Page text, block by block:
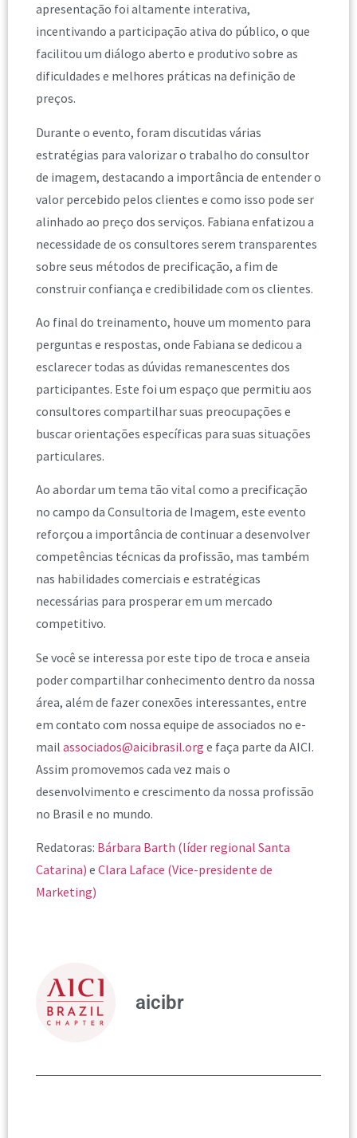
apresentação foi altamente interativa,
incentivando a participação ativa do público, o que
facilitou um diálogo aberto e produtivo sobre as
dificuldades e melhores práticas na definição de
preços.
Durante o evento, foram discutidas várias
estratégias para valorizar o trabalho do consultor
de imagem, destacando a importância de entender o
valor percebido pelos clientes e como isso pode ser
alinhado ao preço dos serviços. Fabiana enfatizou a
necessidade de os consultores serem transparentes
sobre seus métodos de precificação, a fim de
construir confiança e credibilidade com os clientes.
Ao final do treinamento, houve um momento para
perguntas e respostas, onde Fabiana se dedicou a
esclarecer todas as dúvidas remanescentes dos
participantes. Este foi um espaço que permitiu aos
consultores compartilhar suas preocupações e
buscar orientações específicas para suas situações
particulares.
Ao abordar um tema tão vital como a precificação
no campo da Consultoria de Imagem, este evento
reforçou a importância de continuar a desenvolver
competências técnicas da profissão, mas também
nas habilidades comerciais e estratégicas
necessárias para prosperar em um mercado
competitivo.
Se você se interessa por este tipo de troca e anseia
poder compartilhar conhecimento dentro da nossa
área, além de fazer conexões interessantes, entre
em contato com nossa equipe de associados no e-
mail associados@aicibrasil.org e faça parte da AICI.
Assim promovemos cada vez mais o
desenvolvimento e crescimento da nossa profissão
no Brasil e no mundo.
Redatoras: Bárbara Barth (líder regional Santa
Catarina) e Clara Laface (Vice-presidente de
Marketing)
aicibr